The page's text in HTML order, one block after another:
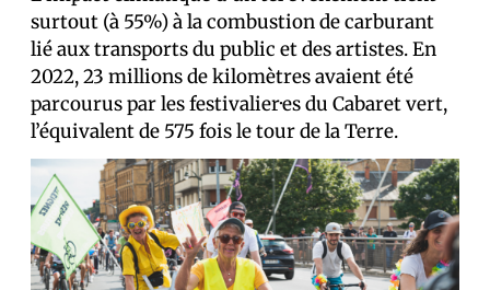
surtout (à 55%) à la combustion de carburant
lié aux transports du public et des artistes. En
2022, 23 millions de kilomètres avaient été
parcourus par les festivalier·es du Cabaret vert,
l’équivalent de 575 fois le tour de la Terre.